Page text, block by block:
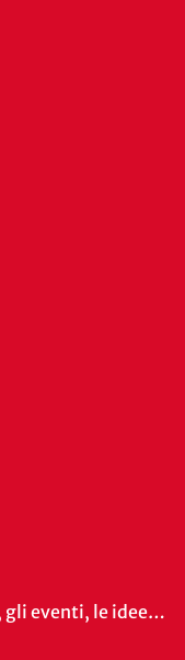
gli eventi, le idee…